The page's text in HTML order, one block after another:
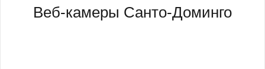
Веб-камеры Санто-Доминго